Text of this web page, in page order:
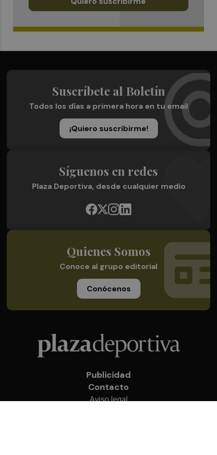
Suscríbete al Boletín
Todos los días a primera hora en tu email
¡Quiero suscribirme!
Síguenos en redes
Plaza Deportiva, desde cualquier medio
Quienes Somos
Conoce al grupo editorial
Conócenos
Publicidad
Contacto
Aviso legal